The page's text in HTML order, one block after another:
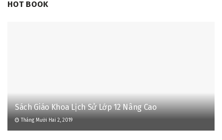
HOT BOOK
Sách Giáo Khoa Lịch Sử Lớp 12 Nâng Cao
Tháng Mười Hai 2, 2019